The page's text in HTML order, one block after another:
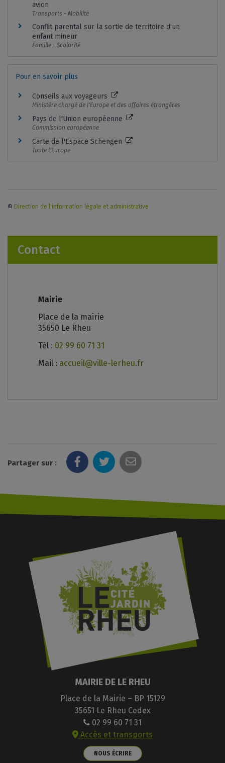
avion
Transports - Mobilité
Conflit parental sur la sortie de territoire d'un
enfant mineur
Famille - Scolarité
Pour en savoir plus
Conseils aux voyageurs
Ministère chargé de l'Europe et des affaires étrangères
Pays de l'Union européenne
Commission européenne
Carte de l'Espace Schengen
Toute l'Europe
© Direction de l'information légale et administrative
Contact
Mairie
Place de la mairie
35650 Le Rheu
Tél : 02 99 60 71 31
Mail : accueil@ville-lerheu.fr
Partager sur :
MAIRIE DE LE RHEU
Place de la Mairie – BP 15129
35651 Le Rheu Cedex
02 99 60 71 31
Accès et transports
NOUS ÉCRIRE